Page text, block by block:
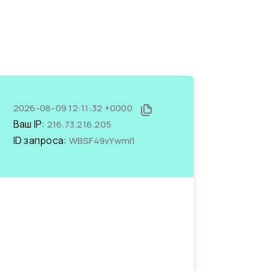
2026-08-09 12:11:32 +0000
Ваш IP: 216.73.216.205
ID запроса: WBSF49vYwmI1